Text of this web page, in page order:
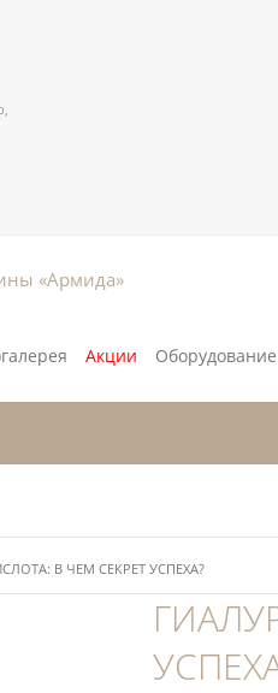
Акции
В ЧЕМ СЕКРЕТ УСПЕХА?